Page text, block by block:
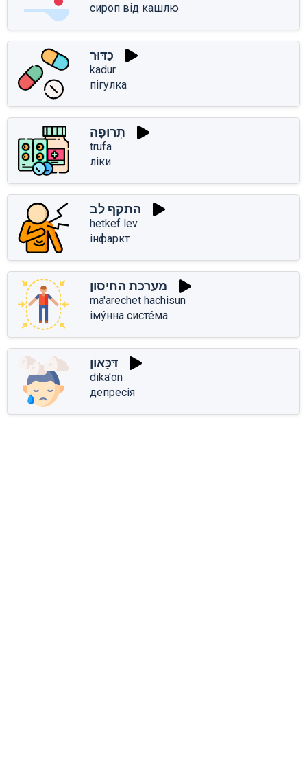
сироп від кашлю
כַּדּוּר
kadur
пігулка
תְּרוּפָה
trufa
ліки
התקף לב
hetkef lev
інфаркт
מערכת החיסון
ma'arechet hachisun
іму́нна систе́ма
דִּכָּאוֹן
dika'on
депресія